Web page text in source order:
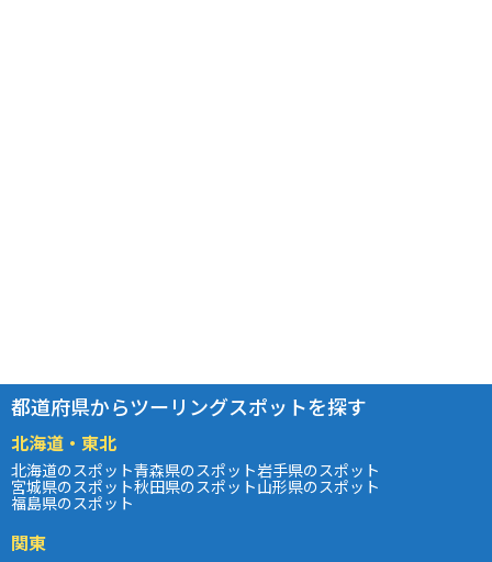
都道府県からツーリングスポットを探す
北海道・東北
北海道のスポット青森県のスポット岩手県のスポット
宮城県のスポット秋田県のスポット山形県のスポット
福島県のスポット
関東